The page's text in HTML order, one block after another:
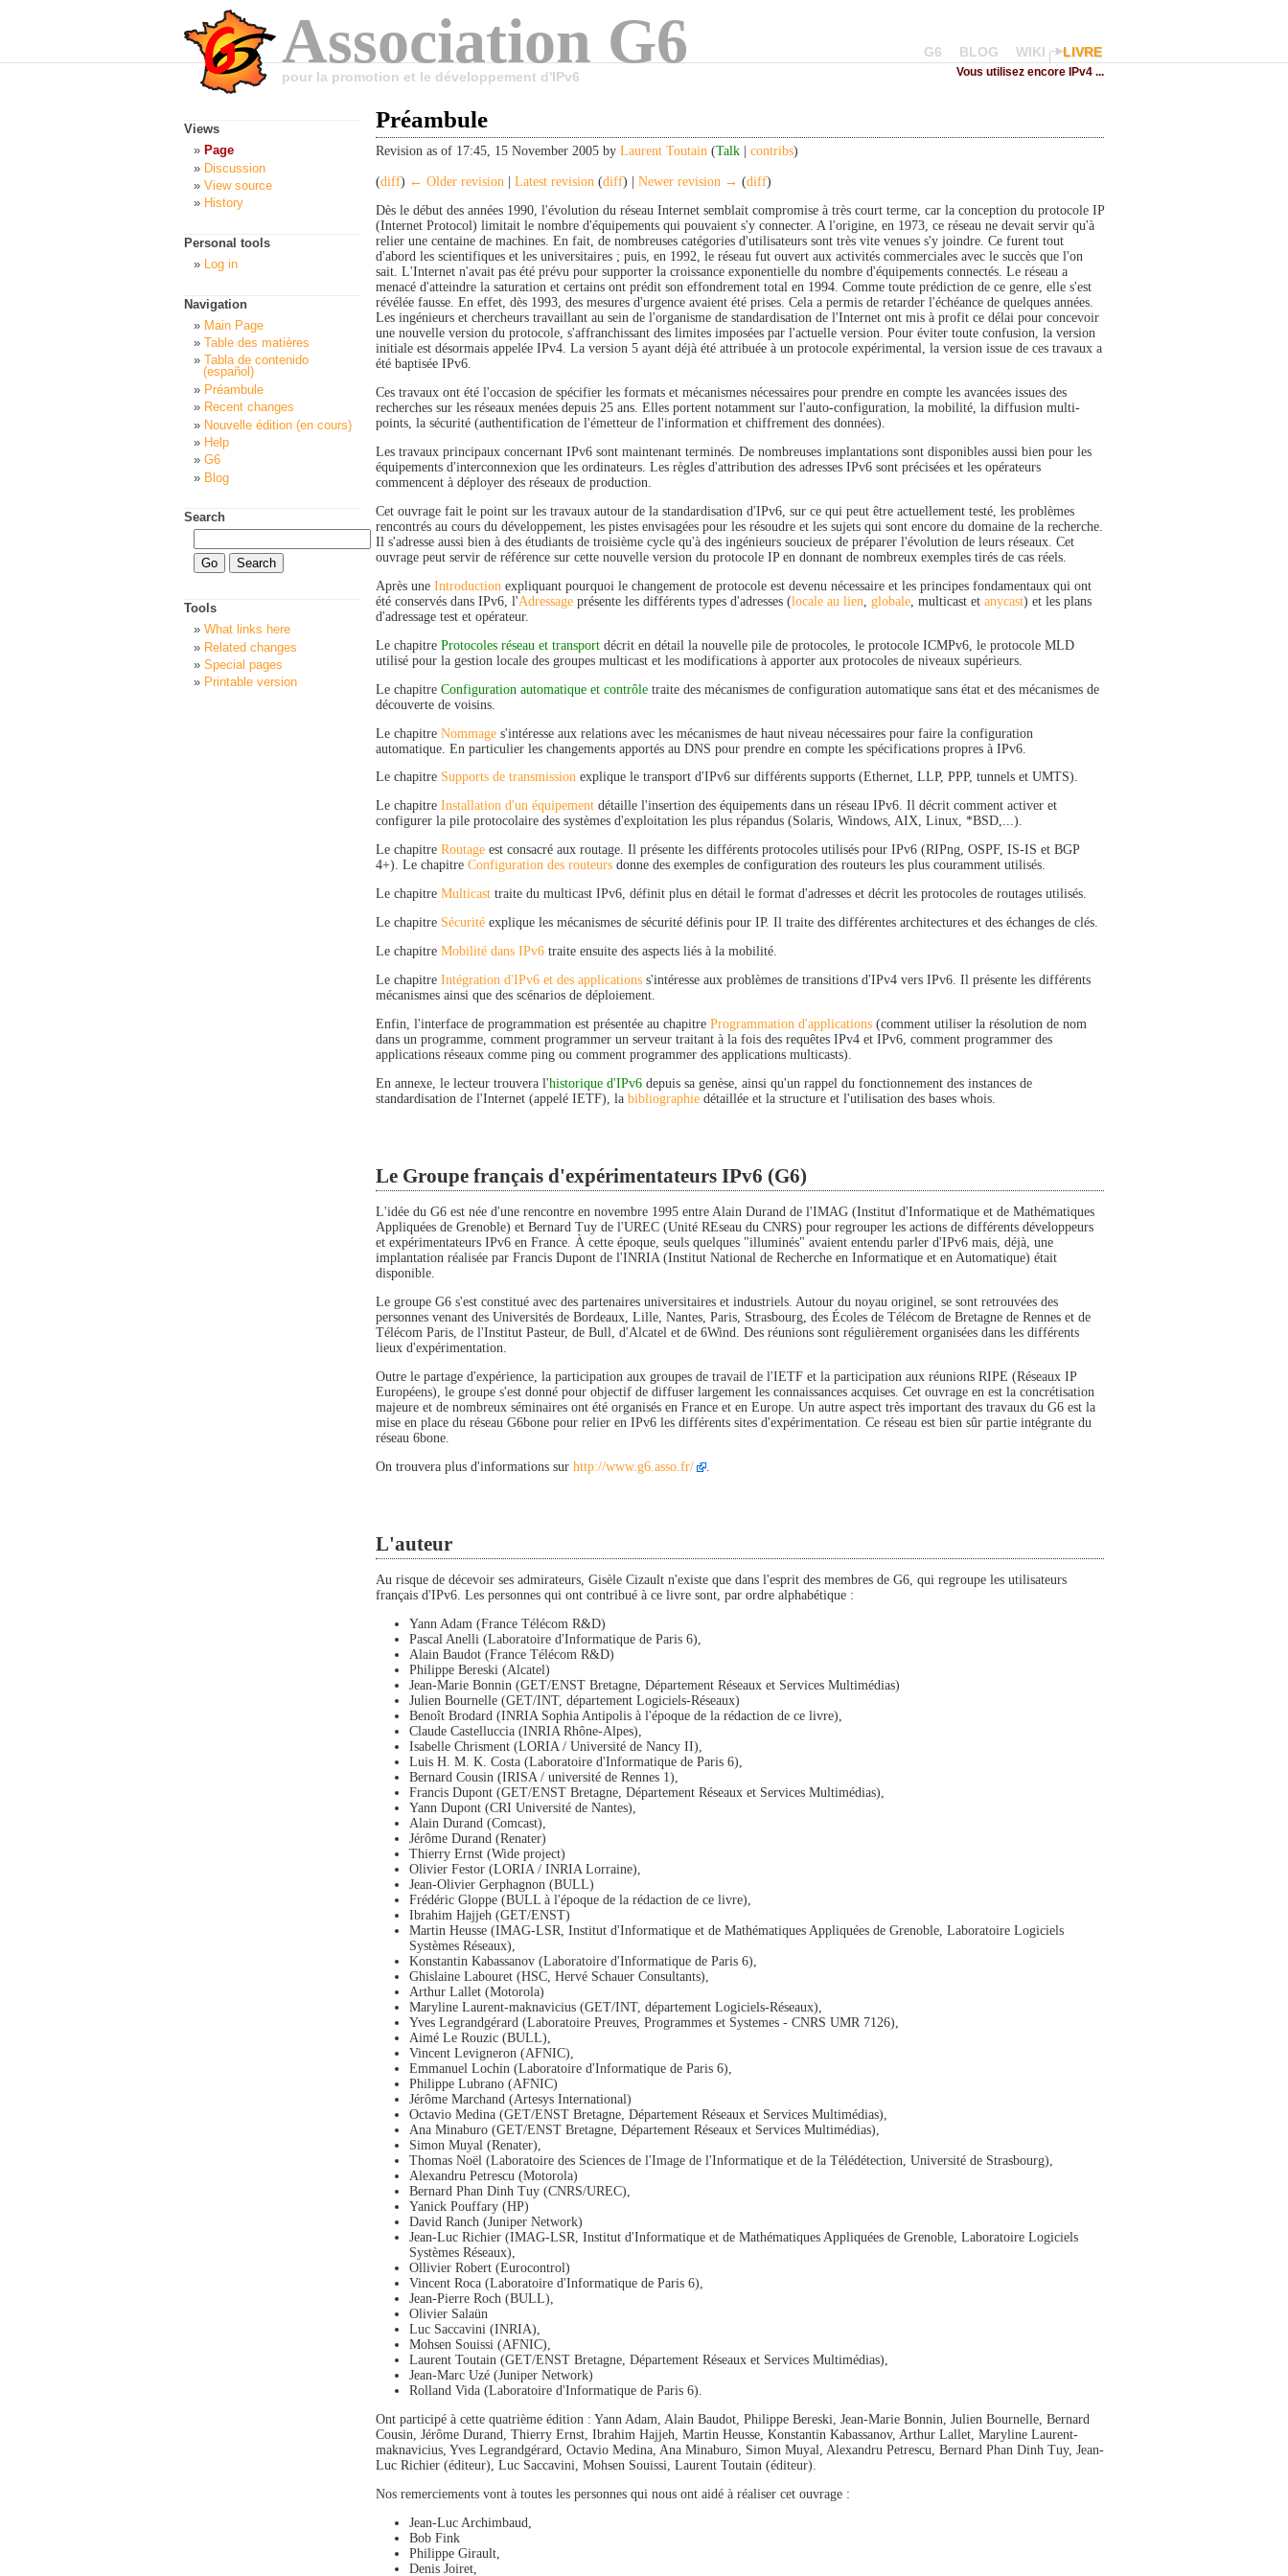
Association G6
pour la promotion et le développement d'IPv6
G6 BLOG WIKI LIVRE
Vous utilisez encore IPv4 ...
Préambule
Revision as of 17:45, 15 November 2005 by Laurent Toutain (Talk contribs)
(diff) ← Older revision Latest revision (diff) | Newer revision → (diff)
Dès le début des années 1990, l'évolution du réseau Internet semblait compromise à très court terme, car la conception du protocole IP
(Internet Protocol) limitait le nombre d'équipements qui pouvaient s'y connecter. A l'origine, en 1973, ce réseau ne devait servir qu'à
relier une centaine de machines. En fait, de nombreuses catégories d'utilisateurs sont très vite venues s'y joindre. Ce furent tout
d'abord les scientifiques et les universitaires ; puis, en 1992, le réseau fut ouvert aux activités commerciales avec le succès que l'on
sait. L'Internet n'avait pas été prévu pour supporter la croissance exponentielle du nombre d'équipements connectés. Le réseau a
menacé d'atteindre la saturation et certains ont prédit son effondrement total en 1994. Comme toute prédiction de ce genre, elle s'est
révélée fausse. En effet, dès 1993, des mesures d'urgence avaient été prises. Cela a permis de retarder l'échéance de quelques années.
Les ingénieurs et chercheurs travaillant au sein de l'organisme de standardisation de l'Internet ont mis à profit ce délai pour concevoir
une nouvelle version du protocole, s'affranchissant des limites imposées par l'actuelle version. Pour éviter toute confusion, la version
initiale est désormais appelée IPv4. La version 5 ayant déjà été attribuée à un protocole expérimental, la version issue de ces travaux a
été baptisée IPv6.
Ces travaux ont été l'occasion de spécifier les formats et mécanismes nécessaires pour prendre en compte les avancées issues des
recherches sur les réseaux menées depuis 25 ans. Elles portent notamment sur l'auto-configuration, la mobilité, la diffusion multi-
points, la sécurité (authentification de l'émetteur de l'information et chiffrement des données).
Les travaux principaux concernant IPv6 sont maintenant terminés. De nombreuses implantations sont disponibles aussi bien pour les
équipements d'interconnexion que les ordinateurs. Les règles d'attribution des adresses IPv6 sont précisées et les opérateurs
commencent à déployer des réseaux de production.
Cet ouvrage fait le point sur les travaux autour de la standardisation d'IPv6, sur ce qui peut être actuellement testé, les problèmes
rencontrés au cours du développement, les pistes envisagées pour les résoudre et les sujets qui sont encore du domaine de la recherche.
Il s'adresse aussi bien à des étudiants de troisième cycle qu'à des ingénieurs soucieux de préparer l'évolution de leurs réseaux. Cet
ouvrage peut servir de référence sur cette nouvelle version du protocole IP en donnant de nombreux exemples tirés de cas réels.
Après une Introduction expliquant pourquoi le changement de protocole est devenu nécessaire et les principes fondamentaux qui ont
été conservés dans IPv6, l'Adressage présente les différents types d'adresses (locale au lien globale , multicast et anycast) et les plans
d'adressage test et opérateur.
Le chapitre Protocoles réseau et transport décrit en détail la nouvelle pile de protocoles, le protocole ICMPv6, le protocole MLD
utilisé pour la gestion locale des groupes multicast et les modifications à apporter aux protocoles de niveaux supérieurs.
Le chapitre Configuration automatique et contrôle traite des mécanismes de configuration automatique sans état et des mécanismes de
découverte de voisins.
Le chapitre Nommage s'intéresse aux relations avec les mécanismes de haut niveau nécessaires pour faire la configuration
automatique. En particulier les changements apportés au DNS pour prendre en compte les spécifications propres à IPv6.
Le chapitre Supports de transmission explique le transport d'IPv6 sur différents supports (Ethernet, LLP, PPP, tunnels et UMTS).
Le chapitre Installation d'un équipement détaille l'insertion des équipements dans un réseau IPv6. Il décrit comment activer et
configurer la pile protocolaire des systèmes d'exploitation les plus répandus (Solaris, Windows, AIX, Linux, *BSD,...).
Le chapitre Routage est consacré aux routage. Il présente les différents protocoles utilisés pour IPv6 (RIPng, OSPF, IS-IS et BGP
4+). Le chapitre Configuration des routeurs donne des exemples de configuration des routeurs les plus couramment utilisés.
Le chapitre Multicast traite du multicast IPv6, définit plus en détail le format d'adresses et décrit les protocoles de routages utilisés.
Le chapitre Sécurité explique les mécanismes de sécurité définis pour IP. Il traite des différentes architectures et des échanges de clés.
Le chapitre Mobilité dans IPv6 traite ensuite des aspects liés à la mobilité.
Le chapitre Intégration d'IPv6 et des applications s'intéresse aux problèmes de transitions d'IPv4 vers IPv6. Il présente les différents
mécanismes ainsi que des scénarios de déploiement.
Enfin, l'interface de programmation est présentée au chapitre Programmation d'applications (comment utiliser la résolution de nom
dans un programme, comment programmer un serveur traitant à la fois des requêtes IPv4 et IPv6, comment programmer des
applications réseaux comme ping ou comment programmer des applications multicasts).
En annexe, le lecteur trouvera l'historique d'IPv6 depuis sa genèse, ainsi qu'un rappel du fonctionnement des instances de
standardisation de l'Internet (appelé IETF), la bibliographie détaillée et la structure et l'utilisation des bases whois.
Le Groupe français d'expérimentateurs IPv6 (G6)
L'idée du G6 est née d'une rencontre en novembre 1995 entre Alain Durand de l'IMAG (Institut d'Informatique et de Mathématiques
Appliquées de Grenoble) et Bernard Tuy de l'UREC (Unité REseau du CNRS) pour regrouper les actions de différents développeurs
et expérimentateurs IPv6 en France. À cette époque, seuls quelques "illuminés" avaient entendu parler d'IPv6 mais, déjà, une
implantation réalisée par Francis Dupont de l'INRIA (Institut National de Recherche en Informatique et en Automatique) était
disponible.
Le groupe G6 s'est constitué avec des partenaires universitaires et industriels. Autour du noyau originel, se sont retrouvées des
personnes venant des Universités de Bordeaux, Lille, Nantes, Paris, Strasbourg, des Écoles de Télécom de Bretagne de Rennes et de
Télécom Paris, de l'Institut Pasteur, de Bull, d'Alcatel et de 6Wind. Des réunions sont régulièrement organisées dans les différents
lieux d'expérimentation.
Outre le partage d'expérience, la participation aux groupes de travail de l'IETF et la participation aux réunions RIPE (Réseaux IP
Européens), le groupe s'est donné pour objectif de diffuser largement les connaissances acquises. Cet ouvrage en est la concrétisation
majeure et de nombreux séminaires ont été organisés en France et en Europe. Un autre aspect très important des travaux du G6 est la
mise en place du réseau G6bone pour relier en IPv6 les différents sites d'expérimentation. Ce réseau est bien sûr partie intégrante du
réseau 6bone.
On trouvera plus d'informations sur http://www.g6.asso.fr/
L'auteur
Au risque de décevoir ses admirateurs, Gisèle Cizault n'existe que dans l'esprit des membres de G6, qui regroupe les utilisateurs
français d'IPv6. Les personnes qui ont contribué à ce livre sont, par ordre alphabétique :
Yann Adam (France Télécom R&D)
Pascal Anelli (Laboratoire d'Informatique de Paris 6),
Alain Baudot (France Télécom R&D)
Philippe Bereski (Alcatel)
Jean-Marie Bonnin (GET/ENST Bretagne, Département Réseaux et Services Multimédias)
Julien Bournelle (GET/INT, département Logiciels-Réseaux)
Benoît Brodard (INRIA Sophia Antipolis à l'époque de la rédaction de ce livre),
Claude Castelluccia (INRIA Rhône-Alpes),
Isabelle Chrisment (LORIA / Université de Nancy II),
Luis H. M. K. Costa (Laboratoire d'Informatique de Paris 6),
Bernard Cousin (IRISA / université de Rennes 1),
Francis Dupont (GET/ENST Bretagne, Département Réseaux et Services Multimédias),
Yann Dupont (CRI Université de Nantes),
Alain Durand (Comcast),
Jérôme Durand (Renater)
Thierry Ernst (Wide project)
Olivier Festor (LORIA / INRIA Lorraine),
Jean-Olivier Gerphagnon (BULL)
Frédéric Gloppe (BULL à l'époque de la rédaction de ce livre),
Ibrahim Hajjeh (GET/ENST)
Martin Heusse (IMAG-LSR, Institut d'Informatique et de Mathématiques Appliquées de Grenoble, Laboratoire Logiciels
Systèmes Réseaux),
Konstantin Kabassanov (Laboratoire d'Informatique de Paris 6),
Ghislaine Labouret (HSC, Hervé Schauer Consultants),
Arthur Lallet (Motorola)
Maryline Laurent-maknavicius (GET/INT, département Logiciels-Réseaux),
Yves Legrandgérard (Laboratoire Preuves, Programmes et Systemes - CNRS UMR 7126),
Aimé Le Rouzic (BULL),
Vincent Levigneron (AFNIC),
Emmanuel Lochin (Laboratoire d'Informatique de Paris 6),
Philippe Lubrano (AFNIC)
Jérôme Marchand (Artesys International)
Octavio Medina (GET/ENST Bretagne, Département Réseaux et Services Multimédias),
Ana Minaburo (GET/ENST Bretagne, Département Réseaux et Services Multimédias),
Simon Muyal (Renater),
Thomas Noël (Laboratoire des Sciences de l'Image de l'Informatique et de la Télédétection, Université de Strasbourg),
Alexandru Petrescu (Motorola)
Bernard Phan Dinh Tuy (CNRS/UREC),
Yanick Pouffary (HP)
David Ranch (Juniper Network)
Jean-Luc Richier (IMAG-LSR, Institut d'Informatique et de Mathématiques Appliquées de Grenoble, Laboratoire Logiciels
Systèmes Réseaux),
Ollivier Robert (Eurocontrol)
Vincent Roca (Laboratoire d'Informatique de Paris 6),
Jean-Pierre Roch (BULL),
Olivier Salaün
Luc Saccavini (INRIA),
Mohsen Souissi (AFNIC),
Laurent Toutain (GET/ENST Bretagne, Département Réseaux et Services Multimédias),
Jean-Marc Uzé (Juniper Network)
Rolland Vida (Laboratoire d'Informatique de Paris 6).
Ont participé à cette quatrième édition : Yann Adam, Alain Baudot, Philippe Bereski, Jean-Marie Bonnin, Julien Bournelle, Bernard
Cousin, Jérôme Durand, Thierry Ernst, Ibrahim Hajjeh, Martin Heusse, Konstantin Kabassanov, Arthur Lallet, Maryline Laurent-
maknavicius, Yves Legrandgérard, Octavio Medina, Ana Minaburo, Simon Muyal, Alexandru Petrescu, Bernard Phan Dinh Tuy, Jean-
Luc Richier (éditeur), Luc Saccavini, Mohsen Souissi, Laurent Toutain (éditeur).
Nos remerciements vont à toutes les personnes qui nous ont aidé à réaliser cet ouvrage :
Jean-Luc Archimbaud,
Bob Fink
Philippe Girault,
Denis Joiret,
Views
Page
Discussion
View source
History
Personal tools
Log in
Navigation
Main Page
Table des matières
Tabla de contenido
(español)
Préambule
Recent changes
Nouvelle édition (en cours)
Help
G6
Blog
Search
Tools
What links here
Related changes
Special pages
Printable version